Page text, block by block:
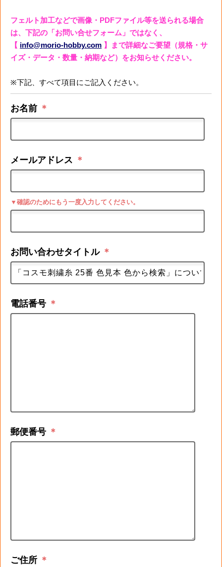
フェルト加工などで画像・PDFファイル等を送られる場合
は、下記の「お問い合せフォーム」ではなく、
【 info@morio-hobby.com 】まで詳細なご要望（規格・サ
イズ・データ・数量・納期など）をお知らせください。
※下記、すべて項目にご記入ください。
お名前 ＊
メールアドレス ＊
▼確認のためにもう一度入力してください。
お問い合わせタイトル ＊
電話番号 ＊
郵便番号 ＊
ご住所 ＊